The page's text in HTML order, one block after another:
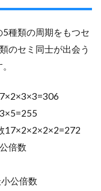
種類の周期をもつセ
のセミ同士が出会う
17×2×2×2×2=272
倍数
公倍数